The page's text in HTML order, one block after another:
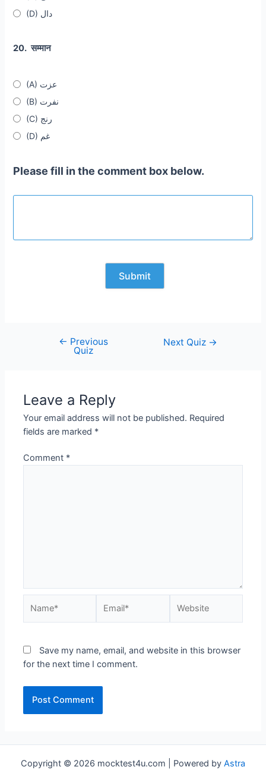
(D) دال
20. सम्मान
(A) عزت
(B) نفرت
(C) رنج
(D) غم
Please fill in the comment box below.
navigation
← Previous
Quiz
Next Quiz →
Leave a Reply
Your email address will not be published. Required
fields are marked *
Comment *
Save my name, email, and website in this browser
for the next time I comment.
Copyright © 2026 mocktest4u.com | Powered by Astra